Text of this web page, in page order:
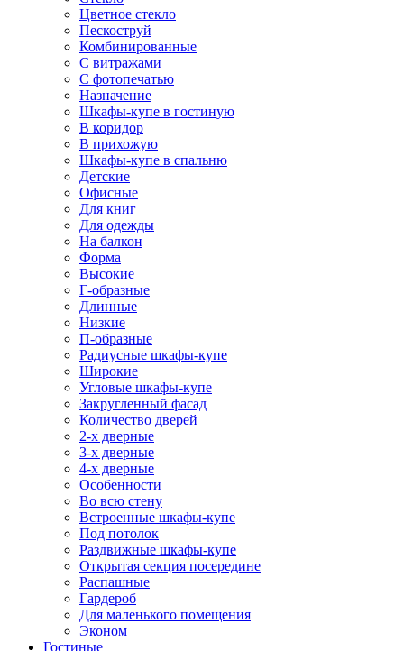
Цветное стекло
Пескоструй
Комбинированные
С витражами
С фотопечатью
Назначение
Шкафы-купе в гостиную
В коридор
В прихожую
Шкафы-купе в спальню
Детские
Офисные
Для книг
Для одежды
На балкон
Форма
Высокие
Г-образные
Длинные
Низкие
П-образные
Радиусные шкафы-купе
Широкие
Угловые шкафы-купе
Закругленный фасад
Количество дверей
2-х дверные
3-х дверные
4-х дверные
Особенности
Во всю стену
Встроенные шкафы-купе
Под потолок
Раздвижные шкафы-купе
Открытая секция посередине
Распашные
Гардероб
Для маленького помещения
Эконом
Гостиные